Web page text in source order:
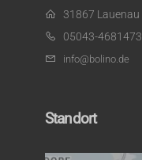
31867 Lauenau
05043-4681473
info@bolino.de
Standort